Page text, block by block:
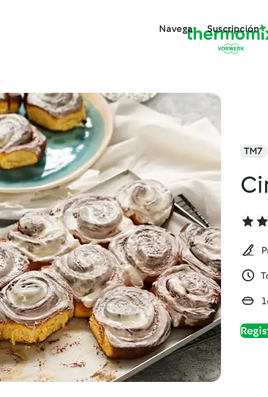
Navega Suscripción
TM7